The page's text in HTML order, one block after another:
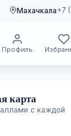
Махачкала+7
Профиль
поступления
карта
с каждой